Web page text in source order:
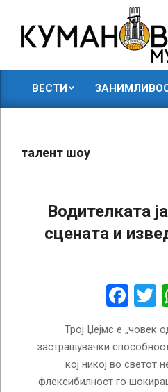
content
МУАБЕТИ
ВЕСТИ
талент шоу
Водителката
сцената и
Трој Џејмс е „човек
застрашувачки
кој никој во светот
флексибилност го